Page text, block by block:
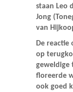
staan Leo
Jong
van
De reactie
op
geweldige
floreerde
ook goed